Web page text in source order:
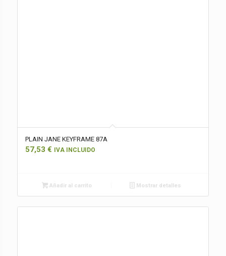
PLAIN JANE KEYFRAME 87A
57,53 € IVA INCLUIDO
Añadir al carrito Mostrar detalles